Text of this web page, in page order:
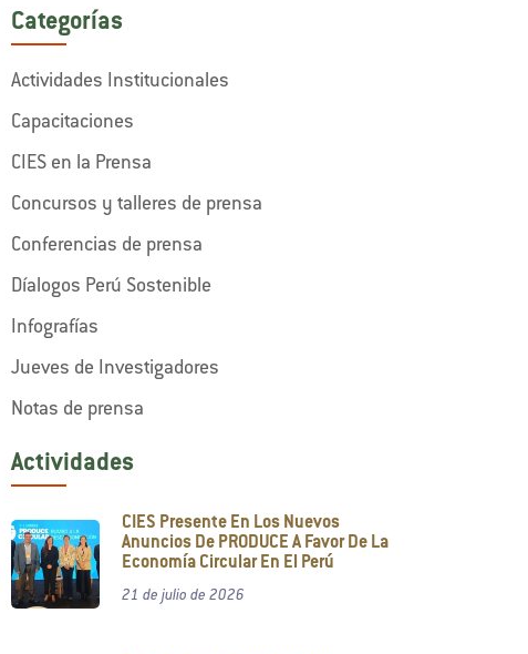
Categorías
Actividades Institucionales
Capacitaciones
CIES en la Prensa
Concursos y talleres de prensa
Conferencias de prensa
Díalogos Perú Sostenible
Infografías
Jueves de Investigadores
Notas de prensa
Actividades
CIES Presente En Los Nuevos
Anuncios De PRODUCE A Favor De La
Economía Circular En El Perú
21 de julio de 2026